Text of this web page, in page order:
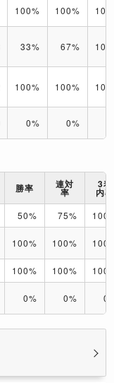
100% 100%
33% 67%
100% 100%
0% 0%
勝率 連対
率
3着
内率
50% 75%
100% 100%
100% 100%
0% 0%